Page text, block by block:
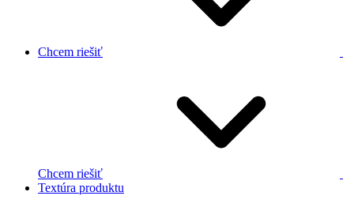
Chcem riešiť
Chcem riešiť
Textúra produktu